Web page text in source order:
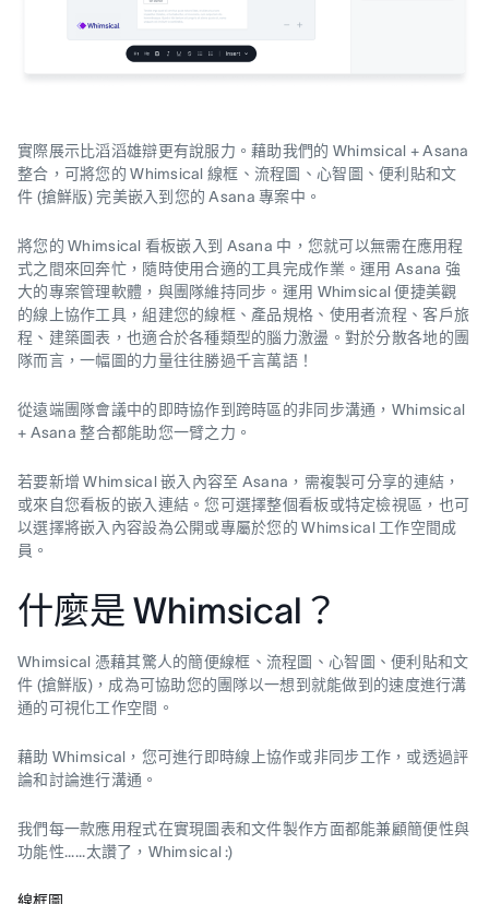
實際展示比滔滔雄辯更有說服力。藉助我們的 Whimsical + Asana
整合，可將您的 Whimsical 線框、流程圖、心智圖、便利貼和文
件 (搶鮮版) 完美嵌入到您的 Asana 專案中。
將您的 Whimsical 看板嵌入到 Asana 中，您就可以無需在應用程
式之間來回奔忙，隨時使用合適的工具完成作業。運用 Asana 強
大的專案管理軟體，與團隊維持同步。運用 Whimsical 便捷美觀
的線上協作工具，組建您的線框、產品規格、使用者流程、客戶旅
程、建築圖表，也適合於各種類型的腦力激盪。對於分散各地的團
隊而言，一幅圖的力量往往勝過千言萬語！
從遠端團隊會議中的即時協作到跨時區的非同步溝通，Whimsical
+ Asana 整合都能助您一臂之力。
若要新增 Whimsical 嵌入內容至 Asana，需複製可分享的連結，
或來自您看板的嵌入連結。您可選擇整個看板或特定檢視區，也可
以選擇將嵌入內容設為公開或專屬於您的 Whimsical 工作空間成
員。
什麼是 Whimsical？
Whimsical 憑藉其驚人的簡便線框、流程圖、心智圖、便利貼和文
件 (搶鮮版)，成為可協助您的團隊以一想到就能做到的速度進行溝
通的可視化工作空間。
藉助 Whimsical，您可進行即時線上協作或非同步工作，或透過評
論和討論進行溝通。
我們每一款應用程式在實現圖表和文件製作方面都能兼顧簡便性與
功能性......太讚了，Whimsical :)